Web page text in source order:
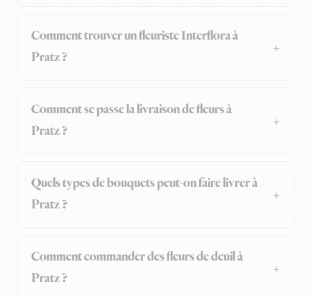
Comment trouver un fleuriste Interflora à
Pratz ?
Comment se passe la livraison de fleurs à
Pratz ?
Quels types de bouquets peut-on faire livrer à
Pratz ?
Comment commander des fleurs de deuil à
Pratz ?